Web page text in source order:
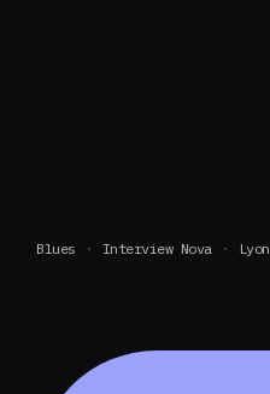
Blues Interview Nova Lyon